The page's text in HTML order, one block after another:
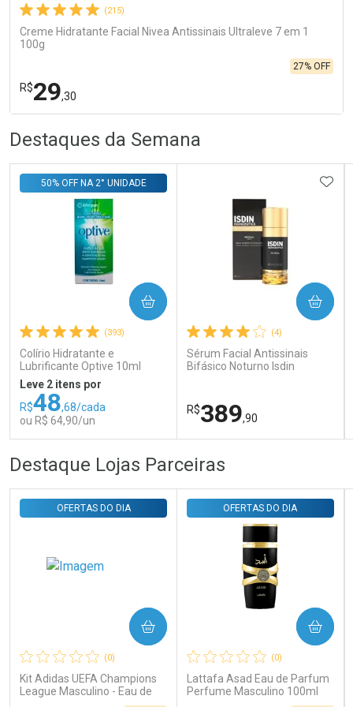
(215)
Creme Hidratante Facial Nivea Antissinais Ultraleve 7 em 1
100g
R$29,30
27% OFF
Laboratório
Comprar sem Desconto
Por R$ 29,30/cada
Por Menos
Comprar sem Desconto
Por R$ 29,30/cada
Destaques da Semana
(393)
Colírio Hidratante e
Lubrificante Optive 10ml
50% OFF NA 2° UNIDADE
Leve 2 itens por
R$48,68/cada
ou R$ 64,90/un
COMPRAR
FECHAR
Laboratório
Comprar sem Desconto
Por R$ 64,90/cada
FECHAR
Por Menos
Comprar sem Desconto
Por R$ 64,90/cada
(4)
Sérum Facial Antissinais
Bifásico Noturno Isdin
R$389,90
COMPRAR
Comprar sem Desconto
Por R$ 389,90/cada
Por Menos
Comprar sem Desconto
Por R$ 389,90/cada
Destaque Lojas Parceiras
(0)
Kit Adidas UEFA Champions
League Masculino - Eau de
Toilette 100ml + Shower Gel
OFERTAS DO DIA
COMPRAR
(0)
Lattafa Asad Eau de Parfum
Perfume Masculino 100ml
OFERTAS DO DIA
COMPRAR